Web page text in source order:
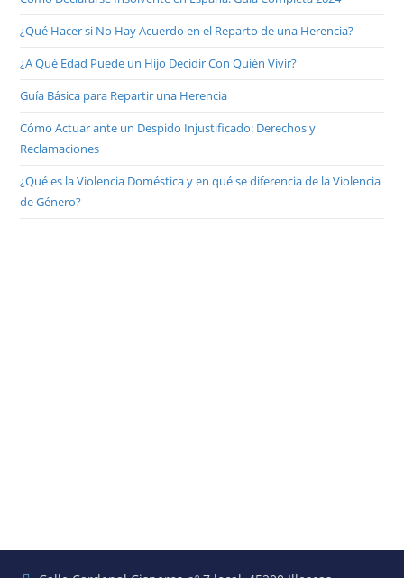
¿Qué Hacer si No Hay Acuerdo en el Reparto de una Herencia?
¿A Qué Edad Puede un Hijo Decidir Con Quién Vivir?
Guía Básica para Repartir una Herencia
Cómo Actuar ante un Despido Injustificado: Derechos y
Reclamaciones
¿Qué es la Violencia Doméstica y en qué se diferencia de la Violencia
de Género?